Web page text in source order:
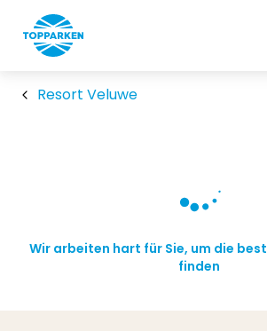
Resort Veluwe
Wir arbeiten hart für Sie, um die
finden